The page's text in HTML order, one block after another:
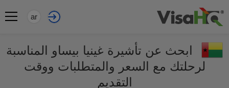
ar
ابحث عن تأشيرة غينيا بيساو المناسبة
لرحلتك مع السعر والمتطلبات ووقت
التقديم